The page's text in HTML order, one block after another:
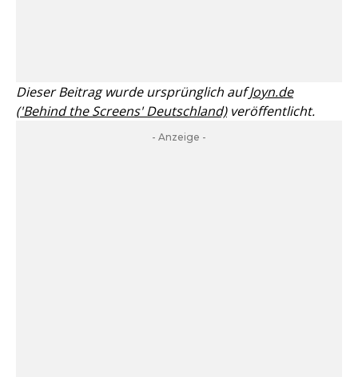
Dieser Beitrag wurde ursprünglich aufJoyn.de
('Behind the Screens' Deutschland)veröffentlicht.
- Anzeige -